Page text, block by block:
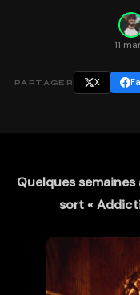
11
PARTAGER X
Quelques
sort «